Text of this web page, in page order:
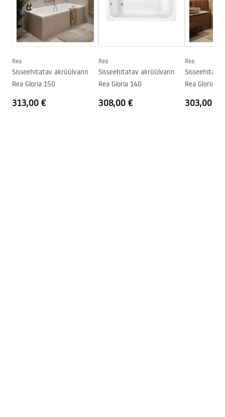
Kõrgus
Paigalduskülg
Kork ja sifoon komplektis
Garantii
Garantiitingimused
Warranty_Terms_and_Conditions_Bathtubs.pdf
Rea
Sisseehitatav akrüülvann
Rea Gloria 150
313,00 €
Rea
Sisseehitatav akrüülvann
Rea Gloria 140
308,00 €
Rea
Rea Gloria
303,00 €